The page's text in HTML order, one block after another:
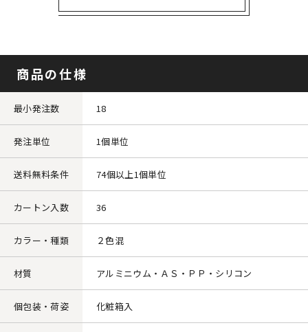
商品の仕様
最小発注数 18
発注単位 1個単位
送料無料条件 74個以上1個単位
カートン入数 36
カラー・種類 ２色混
材質 アルミニウム・ＡＳ・ＰＰ・シリコン
個包装・荷姿 化粧箱入